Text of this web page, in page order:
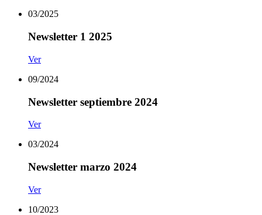
03/2025
Newsletter 1 2025
Ver
09/2024
Newsletter septiembre 2024
Ver
03/2024
Newsletter marzo 2024
Ver
10/2023